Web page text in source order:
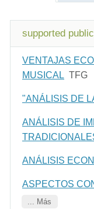
supported
VENTAJAS
MUSICAL TFG
"ANÁLISIS DE
ANÁLISIS DE
ANÁLISIS
ASPECTOS
... Más